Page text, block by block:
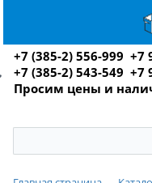
+7 (385-2) 556-999 +7
+7 (385-2) 543-549 +7
Просим цены и